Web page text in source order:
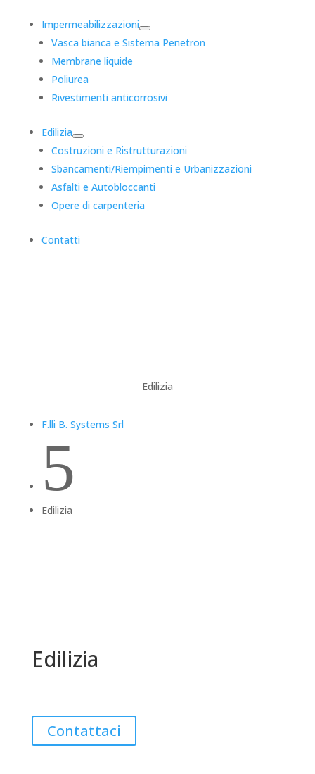
Impermeabilizzazioni
Vasca bianca e Sistema Penetron
Membrane liquide
Poliurea
Rivestimenti anticorrosivi
Edilizia
Costruzioni e Ristrutturazioni
Sbancamenti/Riempimenti e Urbanizzazioni
Asfalti e Autobloccanti
Opere di carpenteria
Contatti
Edilizia
F.lli B. Systems Srl
5
Edilizia
Edilizia
Contattaci